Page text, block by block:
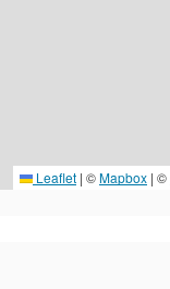
Leaflet | ©Mapbox | ©